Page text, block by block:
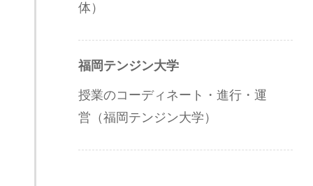
体）
福岡テンジン大学
授業のコーディネート・進行・運
営（福岡テンジン大学）